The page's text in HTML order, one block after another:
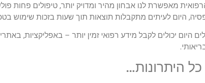
מאפשרת לנו אבחון מהיר ומדויק יותר, טיפולים פחות
היום לעיתים מתקבלות תוצאות תוך שעות בזכות שימוש
היום יכולים לקבל מידע רפואי זמין יותר – באפליקציות,
היתרונות…